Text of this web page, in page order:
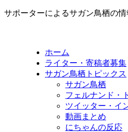
サポーターによるサガン鳥栖の情
ホーム
ライター・寄稿者募集
サガン鳥栖トピックス
サガン鳥栖
フェルナンド・
ツイッター・イ
動画まとめ
にちゃんの反応